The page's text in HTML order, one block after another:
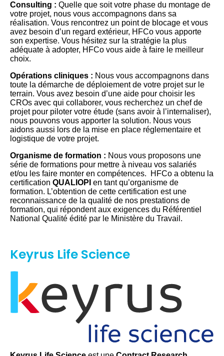
Consulting : Quelle que soit votre phase du montage de
votre projet, nous vous accompagnons dans sa
réalisation. Vous rencontrez un point de blocage et vous
avez besoin d’un regard extérieur, HFCo vous apporte
son expertise. Vous hésitez sur la stratégie la plus
adéquate à adopter, HFCo vous aide à faire le meilleur
choix.
Opérations cliniques : Nous vous accompagnons dans
toute la démarche de déploiement de votre projet sur le
terrain. Vous avez besoin d’une aide pour choisir les
CROs avec qui collaborer, vous recherchez un chef de
projet pour piloter votre étude (sans avoir à l’internaliser),
nous pouvons vous apporter la solution. Nous vous
aidons aussi lors de la mise en place réglementaire et
logistique de votre projet.
Organisme de formation : Nous vous proposons une
série de formations pour mettre à niveau vos salariés
et/ou les faire monter en compétences. HFCo a obtenu la
certification QUALIOPI en tant qu’organisme de
formation. L’obtention de cette certification est une
reconnaissance de la qualité de nos prestations de
formation, qui répondent aux exigences du Référentiel
National Qualité édité par le Ministère du Travail.
Keyrus Life Science